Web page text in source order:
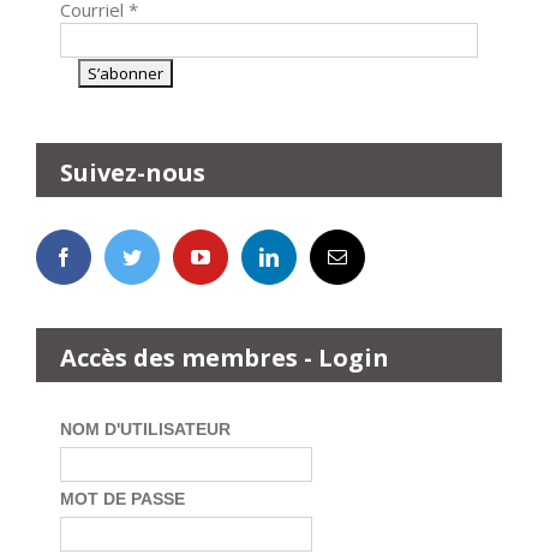
Courriel *
Suivez-nous
Accès des membres - Login
NOM D'UTILISATEUR
MOT DE PASSE